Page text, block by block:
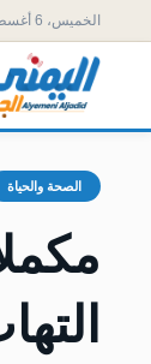
الخميس، 6 أغسطس 2026 | الموافق ٢١ صفر ١٤٤٨ هـ
الصحة والحياة